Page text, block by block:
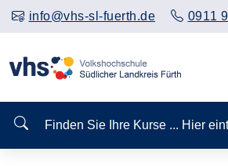
info@vhs-sl-fuerth.de 0911
Finden Sie Ihre Kurse ... Hier